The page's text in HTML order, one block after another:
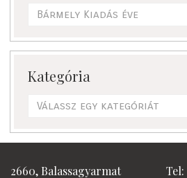
Bármely Kiadás éve
Kategória
Válassz egy kategóriát
2660, Balassagyarmat Tel: